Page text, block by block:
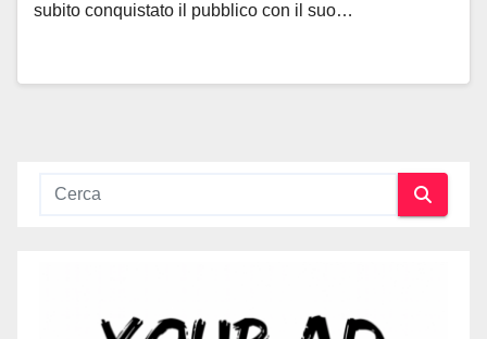
subito conquistato il pubblico con il suo…